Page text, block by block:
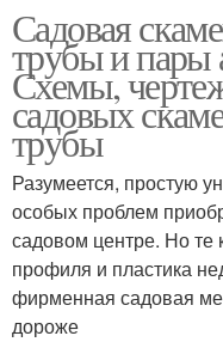
Садовая
трубы и пары
Схемы,
садовых
трубы
Разумеется, простую
особых проблем
садовом центре. Но те
профиля и пластика
фирменная садовая
дороже